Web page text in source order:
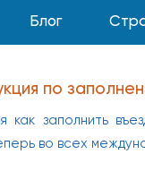
Блог
по
как заполнить
во всех